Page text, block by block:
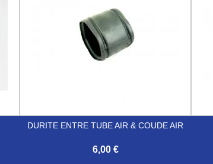
DURITE ENTRE TUBE AIR & COUDE AIR
6,00 €